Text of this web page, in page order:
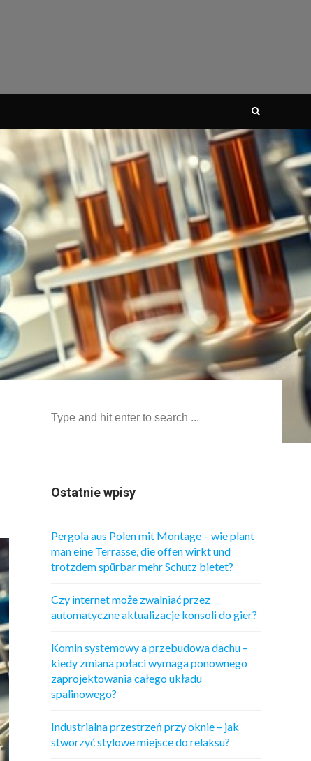
Ostatnie wpisy
Pergola aus Polen mit Montage – wie plant
man eine Terrasse, die offen wirkt und
trotzdem spürbar mehr Schutz bietet?
Czy internet może zwalniać przez
automatyczne aktualizacje konsoli do gier?
Komin systemowy a przebudowa dachu –
kiedy zmiana połaci wymaga ponownego
zaprojektowania całego układu
spalinowego?
Industrialna przestrzeń przy oknie – jak
stworzyć stylowe miejsce do relaksu?